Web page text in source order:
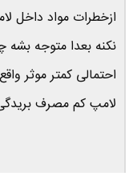
ازخطرات مواد داخل
نکنه بعدا متوجه بشه
احتمالی کمتر موثر
لامپ کم مصرف